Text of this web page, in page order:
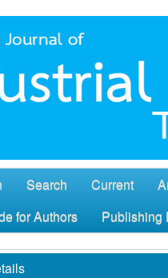
Search Current
for Authors Publishing